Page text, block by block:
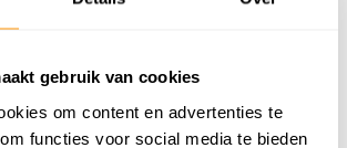
gebruik van cookies
om content en advertenties te
functies voor social media te bieden